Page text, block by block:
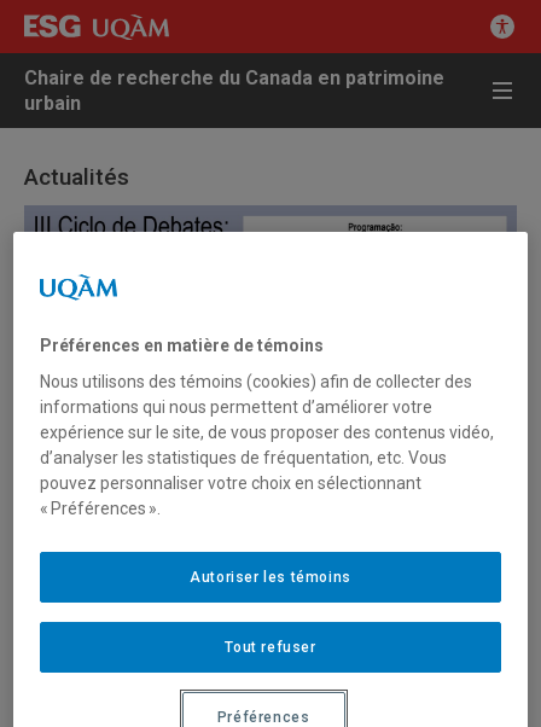
Chaire de recherche du Canada en patrimoine
urbain
Actualités
Conférence de Lucie K. Morisset au Brésil
en patrimoine urbain, donnera une conférence le lundi 9
Préférences en matière de témoins
Nous utilisons des témoins (cookies) afin de collecter des
informations qui nous permettent d’améliorer votre
expérience sur le site, de vous proposer des contenus vidéo,
d’analyser les statistiques de fréquentation, etc. Vous
pouvez personnaliser votre choix en sélectionnant
« Préférences ».
Tout refuser
Autoriser les témoins
Préférences